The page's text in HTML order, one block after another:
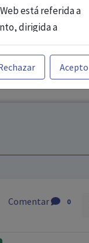
está referida a
dirigida a
para
fármacos se facilita
de
Acepto
Comentar 0